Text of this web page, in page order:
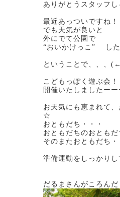
ありがとうスタッフ
最近あっついですね！
でも天気が良いと
外にでて公園で
“おいかけっこ” した
ということで、、、
こどもっぽく遊ぶ会
開催いたしましたー
お天気にも恵まれて
☆
おともだち・・・
おともだちのおとも
そのまたおともだち
準備運動をしっかり
だるまさんがころん